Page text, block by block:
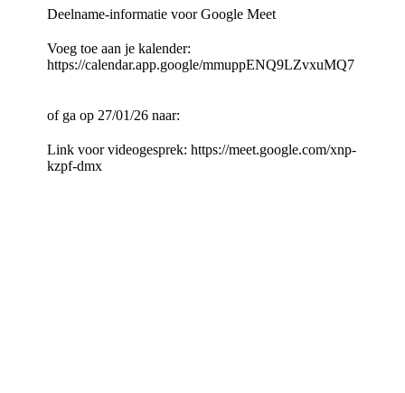
Deelname-informatie voor Google Meet
Voeg toe aan je kalender:
https://calendar.app.google/mmuppENQ9LZvxuMQ7
of ga op 27/01/26 naar:
Link voor videogesprek: https://meet.google.com/xnp-
kzpf-dmx